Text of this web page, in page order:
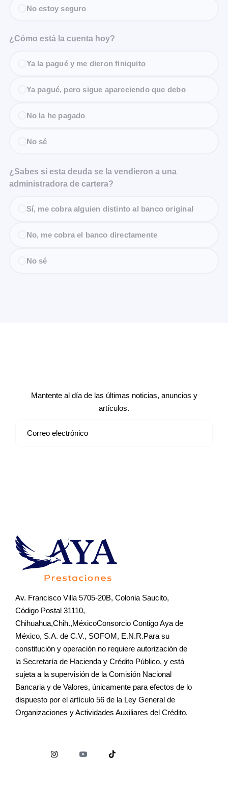
No estoy seguro
¿Cómo está la cuenta hoy?
Ya la pagué y me dieron finiquito
Ya pagué, pero sigue apareciendo que debo
No la he pagado
No sé
¿Sabes si esta deuda se la vendieron a una
administradora de cartera?
Sí, me cobra alguien distinto al banco original
No, me cobra el banco directamente
No sé
Mantente al día de las últimas noticias, anuncios y
artículos.
Av. Francisco Villa 5705-20B, Colonia Saucito,
Código Postal 31110,
Chihuahua,Chih.,MéxicoConsorcio Contigo Aya de
México, S.A. de C.V., SOFOM, E.N.R.Para su
constitución y operación no requiere autorización de
la Secretaría de Hacienda y Crédito Público, y está
sujeta a la supervisión de la Comisión Nacional
Bancaria y de Valores, únicamente para efectos de lo
dispuesto por el artículo 56 de la Ley General de
Organizaciones y Actividades Auxiliares del Crédito.